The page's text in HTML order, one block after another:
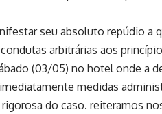
seu absoluto repúdio a
arbitrárias aos
(03/05) no hotel onde a
medidas
do caso. reiteramos